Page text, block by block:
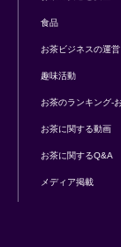
食品
お茶ビジネスの運
趣味活動
お茶のランキング-
お茶に関する動画
お茶に関するQ&A
メディア掲載